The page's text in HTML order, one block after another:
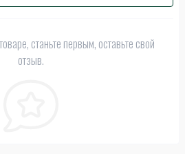
станьте первым, оставьте свой
отзыв.